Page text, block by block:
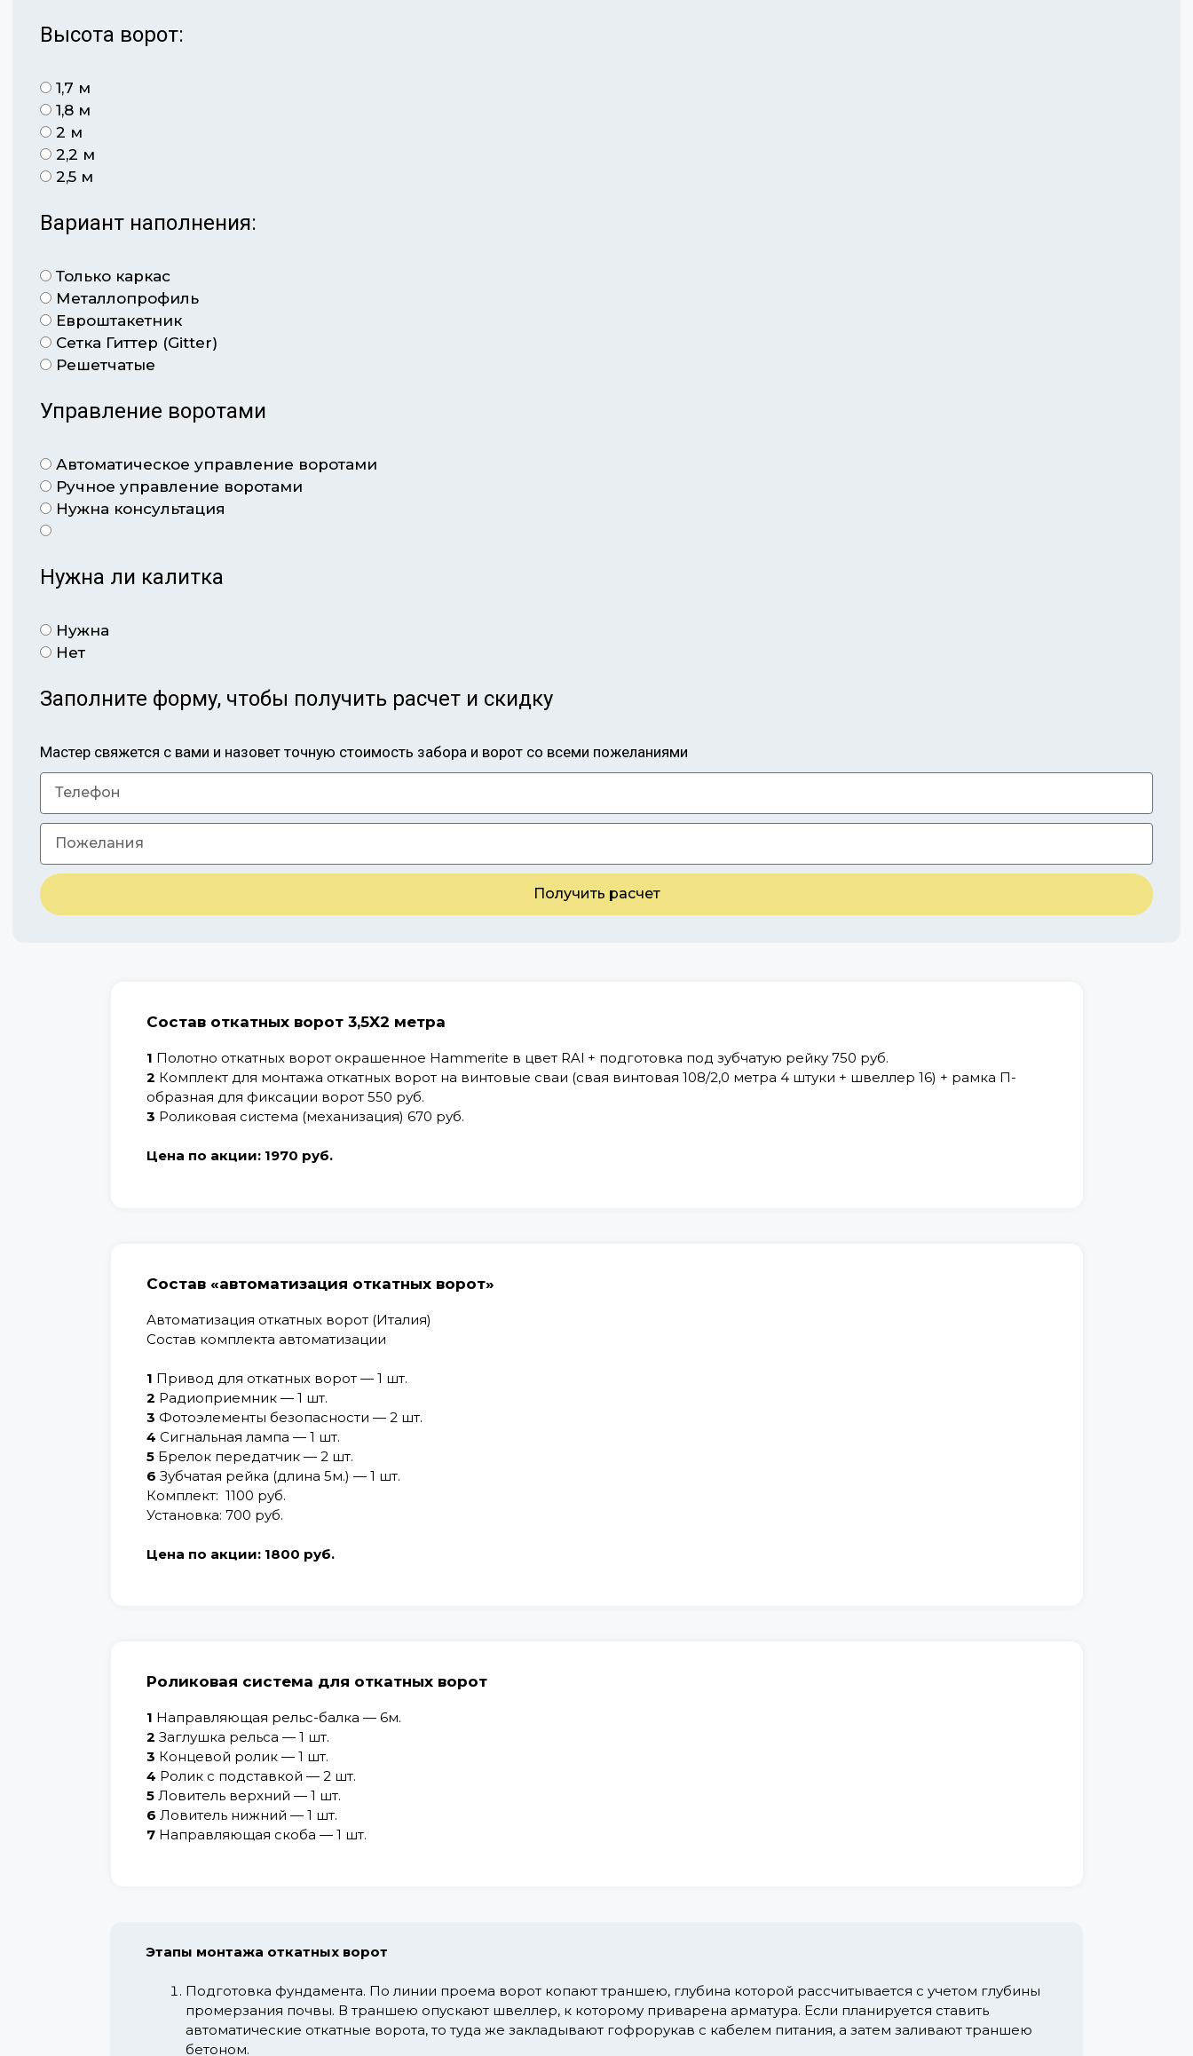
Высота ворот:
1,7 м
1,8 м
2 м
2,2 м
2,5 м
Вариант наполнения:
Только каркас
Металлопрофиль
Евроштакетник
Сетка Гиттер (Gitter)
Решетчатые
Управление воротами
Автоматическое управление воротами
Ручное управление воротами
Нужна консультация
Нужна ли калитка
Нужна
Нет
Заполните форму, чтобы получить расчет и скидку
Мастер свяжется с вами и назовет точную стоимость забора и ворот со всеми пожеланиями
Получить расчет
Состав откатных ворот 3,5X2 метра
1 Полотно откатных ворот окрашенное Hammerite в цвет RAl + подготовка под зубчатую рейку 750 руб.
2 Комплект для монтажа откатных ворот на винтовые сваи (свая винтовая 108/2,0 метра 4 штуки + швеллер 16) + рамка П-
образная для фиксации ворот 550 руб.
3 Роликовая система (механизация) 670 руб.
Цена по акции: 1970 руб.
Состав «автоматизация откатных ворот»
Автоматизация откатных ворот (Италия)
Состав комплекта автоматизации
1 Привод для откатных ворот — 1 шт.
2 Радиоприемник — 1 шт.
3 Фотоэлементы безопасности — 2 шт.
4 Сигнальная лампа — 1 шт.
5 Брелок передатчик — 2 шт.
6 Зубчатая рейка (длина 5м.) — 1 шт.
Комплект: 1100 руб.
Установка: 700 руб.
Цена по акции: 1800 руб.
Роликовая система для откатных ворот
1 Направляющая рельс-балка — 6м.
2 Заглушка рельса — 1 шт.
3 Концевой ролик — 1 шт.
4 Ролик с подставкой — 2 шт.
5 Ловитель верхний — 1 шт.
6 Ловитель нижний — 1 шт.
7 Направляющая скоба — 1 шт.
Этапы монтажа откатных ворот
Подготовка фундамента. По линии проема ворот копают траншею, глубина которой рассчитывается с учетом глубины
промерзания почвы. В траншею опускают швеллер, к которому приварена арматура. Если планируется ставить
автоматические откатные ворота, то туда же закладывают гофрорукав с кабелем питания, а затем заливают траншею
бетоном.